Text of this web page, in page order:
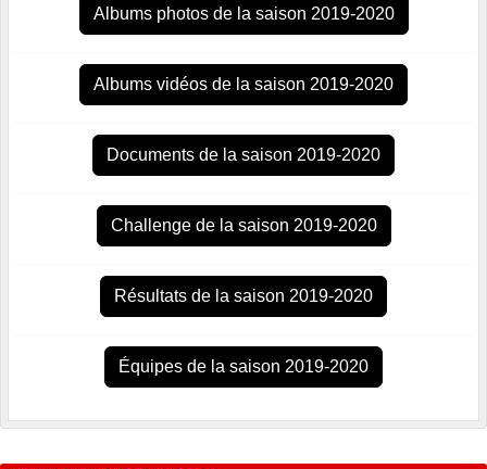
Albums photos de la saison 2019-2020
Albums vidéos de la saison 2019-2020
Documents de la saison 2019-2020
Challenge de la saison 2019-2020
Résultats de la saison 2019-2020
Équipes de la saison 2019-2020